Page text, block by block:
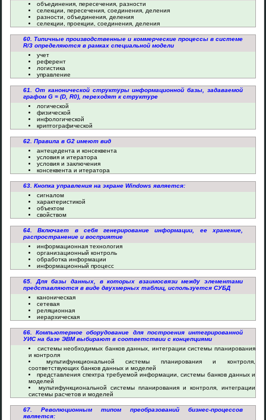
объединения, пересечения, разности
селекции, пересечения, соединения, деления
разности, объединения, деления
селекции, проекции, соединения, деления
60. Типичные производственные и коммерческие процессы в системе
R/3 определяются в рамках специальной модели
учет
референт
логистика
управление
61. От канонической структуры информационной базы, задаваемой
графом G = (D, R0), переходят к структуре
логической
физической
инфологической
криптографической
62. Правила в G2 имеют вид
антецедента и консеквента
условия и итератора
условия и заключения
консеквента и итератора
63. Кнопка управления на экране Windows является:
сигналом
характеристикой
объектом
свойством
64. Включает в себя генерирование информации, ее хранение,
распространение и восприятие
информационная технология
организационный контроль
обработка информации
информационный процесс
65. Для базы данных, в которых взаимосвязи между элементами
представляются в виде двухмерных таблиц, используется СУБД
каноническая
сетевая
реляционная
иерархическая
66. Компьютерное оборудование для построения интегрированной
УИС на базе ЭВМ выбирают в соответствии с концепциями
системы необходимых банков данных, интеграции системы планирования
и контроля
мультифункциональной системы планирования и контроля,
соответствующих банков данных и моделей
представления спектра требуемой информации, системы банков данных и
моделей
мультифункциональной системы планирования и контроля, интеграции
системы расчетов и моделей
67. Революционным типом преобразований бизнес-процессов
является: